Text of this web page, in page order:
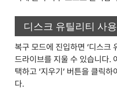
디스크 유틸리티 사
복구 모드에 진입하면 ‘디스크
드라이브를 지울 수 있습니다.
택하고 ‘지우기’ 버튼을 클릭
다.